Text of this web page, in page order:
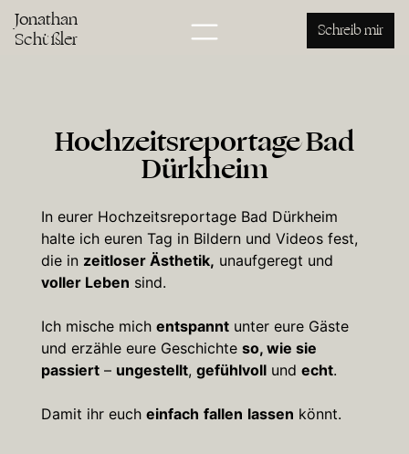
Jonathan
Schüßler Schreib mir
Hochzeitsreportage Bad
Dürkheim
In eurer Hochzeitsreportage Bad Dürkheim
halte ich euren Tag in Bildern und Videos fest,
die in zeitloser Ästhetik, unaufgeregt und
voller Leben sind.
Ich mische mich entspanntunter eure Gäste
und erzähle eure Geschichte so, wie sie
passiert– ungestellt, gefühlvollund echt.
Damit ihr euch einfach fallen lassen könnt.